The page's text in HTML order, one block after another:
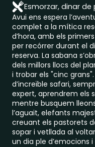
Esmorzar, dinar
Avui ens espera
complet a la mítica
d’hora, amb els
per recórrer durant el
reserva. La sabana
dels millors llocs del
i trobar els "cinc
d’increïble safari,
expert, aprendrem els
mentre busquem
l’aguait, elefants
creuant els pastorets
sopar i vetllada al
un dia ple d’emocions